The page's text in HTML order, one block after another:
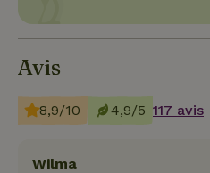
Avis
8,9/10 4,9/5 117 avis
Wilma